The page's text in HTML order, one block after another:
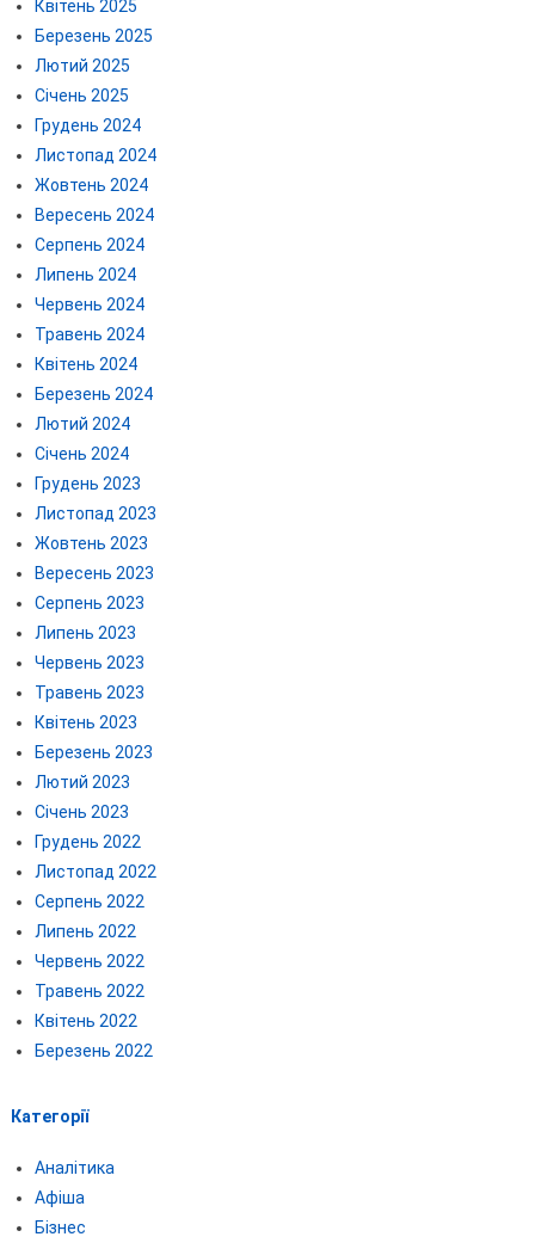
Квітень 2025
Березень 2025
Лютий 2025
Січень 2025
Грудень 2024
Листопад 2024
Жовтень 2024
Вересень 2024
Серпень 2024
Липень 2024
Червень 2024
Травень 2024
Квітень 2024
Березень 2024
Лютий 2024
Січень 2024
Грудень 2023
Листопад 2023
Жовтень 2023
Вересень 2023
Серпень 2023
Липень 2023
Червень 2023
Травень 2023
Квітень 2023
Березень 2023
Лютий 2023
Січень 2023
Грудень 2022
Листопад 2022
Серпень 2022
Липень 2022
Червень 2022
Травень 2022
Квітень 2022
Березень 2022
Категорії
Аналітика
Афіша
Бізнес